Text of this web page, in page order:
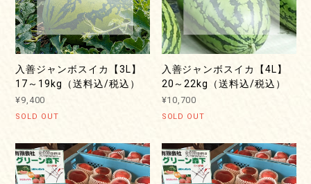
入善ジャンボスイカ【3L】
17～19kg（送料込/税込）
¥9,400
SOLD OUT
入善ジャンボスイカ【4L】
20～22kg（送料込/税込）
¥10,700
SOLD OUT